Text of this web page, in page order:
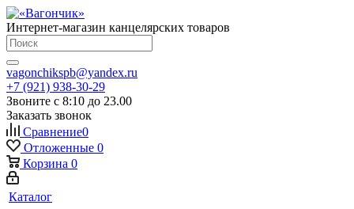
Интернет-магазин канцелярских товаров
vagonchikspb@yandex.ru
+7 (921) 938-30-29
Звоните с 8:10 до 23.00
Заказать звонок
Сравнение0
Отложенные 0
Корзина 0
Каталог